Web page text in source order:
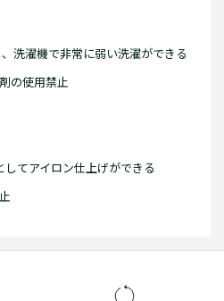
洗濯機で非常に弱い洗濯ができる
の使用禁止
てアイロン仕上げができる